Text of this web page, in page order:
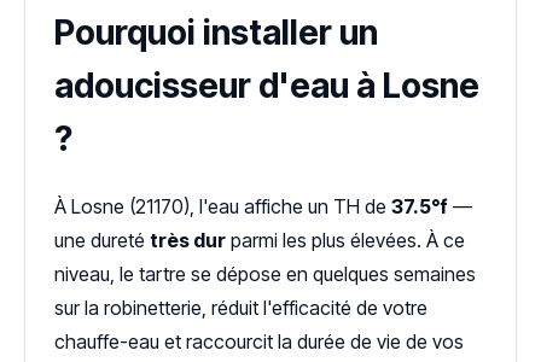
Pourquoi installer un
adoucisseur d'eau à Losne
?
À Losne (21170), l'eau affiche un TH de 37.5°f —
une dureté très dur parmi les plus élevées. À ce
niveau, le tartre se dépose en quelques semaines
sur la robinetterie, réduit l'efficacité de votre
chauffe-eau et raccourcit la durée de vie de vos